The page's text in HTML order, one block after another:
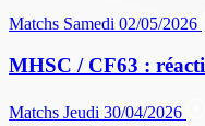
Matchs Samedi 02/05/2026
MHSC / CF63 :
Matchs Jeudi 30/04/2026